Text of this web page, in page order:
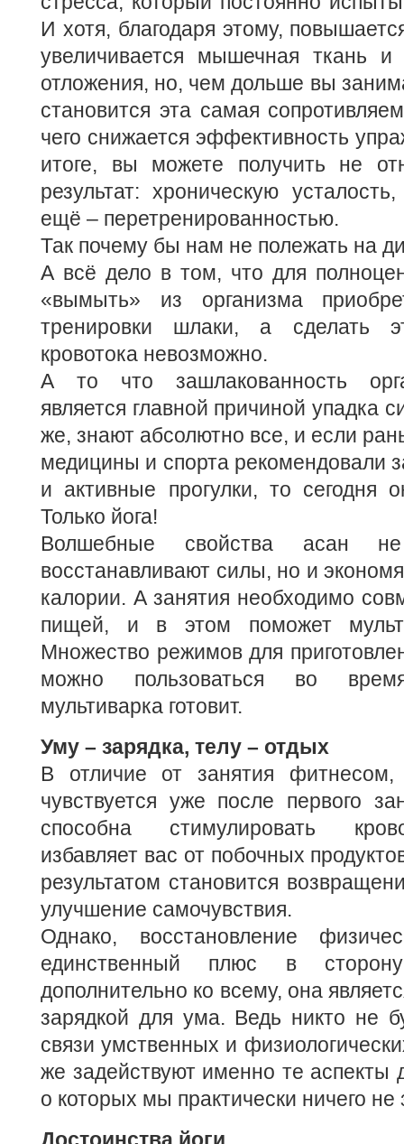
И хотя, благодаря этому,
увеличивается мышечная ткань
отложения, но, чем дольше вы
становится эта самая
чего снижается эффективность
итоге, вы можете получить не
результат: хроническую
ещё – перетренированностью.
Так почему бы нам не полежать на
А всё дело в том, что для
«вымыть» из организма
тренировки шлаки, а сделать
кровотока невозможно.
А то что зашлакованность
является главной причиной упадка
же, знают абсолютно все, и если
медицины и спорта рекомендовали
и активные прогулки, то сегодня
Только йога!
Волшебные свойства асан
восстанавливают силы, но и
калории. А занятия необходимо
пищей, и в этом поможет
Множество режимов для
можно пользоваться во
мультиварка готовит.
Уму – зарядка, телу – отдых
В отличие от занятия фитнесом,
чувствуется уже после первого
способна стимулировать
избавляет вас от побочных
результатом становится
улучшение самочувствия.
Однако, восстановление
единственный плюс в
дополнительно ко всему, она
зарядкой для ума. Ведь никто не
связи умственных и
же задействуют именно те аспекты
о которых мы практически ничего не